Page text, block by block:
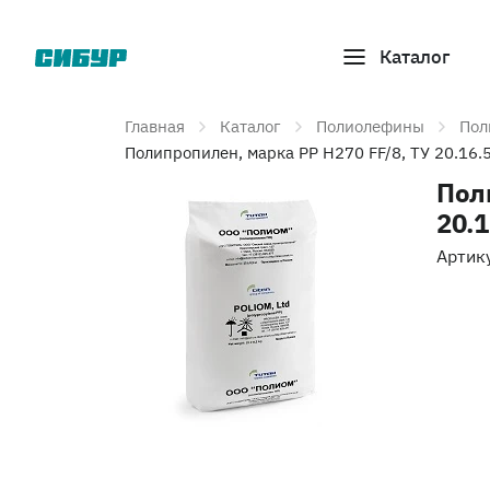
Каталог
Главная Каталог Полиолефины
Полипропилен, марка PP H270 FF/8, ТУ